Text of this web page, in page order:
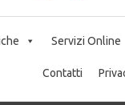
Servizi Online
Contatti